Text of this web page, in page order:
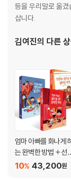
등을 우리말로 옮
삽니다.
김여진의 다른
엄마 아빠를 화나게
는 완벽한 방법 + 선
님을 화나게 하는 완벽
43,200원
10%